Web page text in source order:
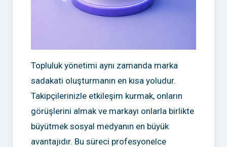
Topluluk yönetimi aynı zamanda marka
sadakati oluşturmanın en kısa yoludur.
Takipçilerinizle etkileşim kurmak, onların
görüşlerini almak ve markayı onlarla birlikte
büyütmek sosyal medyanın en büyük
avantajıdır. Bu süreci profesyonelce